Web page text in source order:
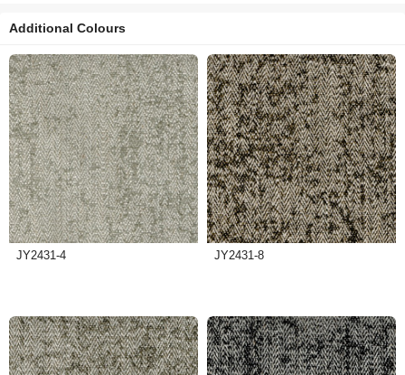
Additional Colours
JY2431-4 JY2431-8